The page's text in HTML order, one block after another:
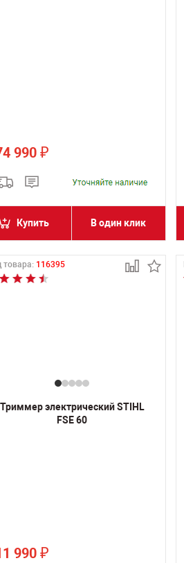
990 ₽
Купить В один клик
товара: 116395
Триммер электрический STIHL
FSE 60
990 ₽